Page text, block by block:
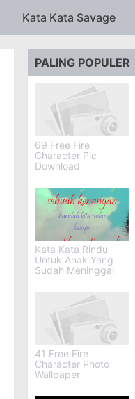
Kata Kata Savage
PALING POPULER
69 Free Fire
Character Pic
Download
Kata Kata Rindu
Untuk Anak Yang
Sudah Meninggal
41 Free Fire
Character Photo
Wallpaper